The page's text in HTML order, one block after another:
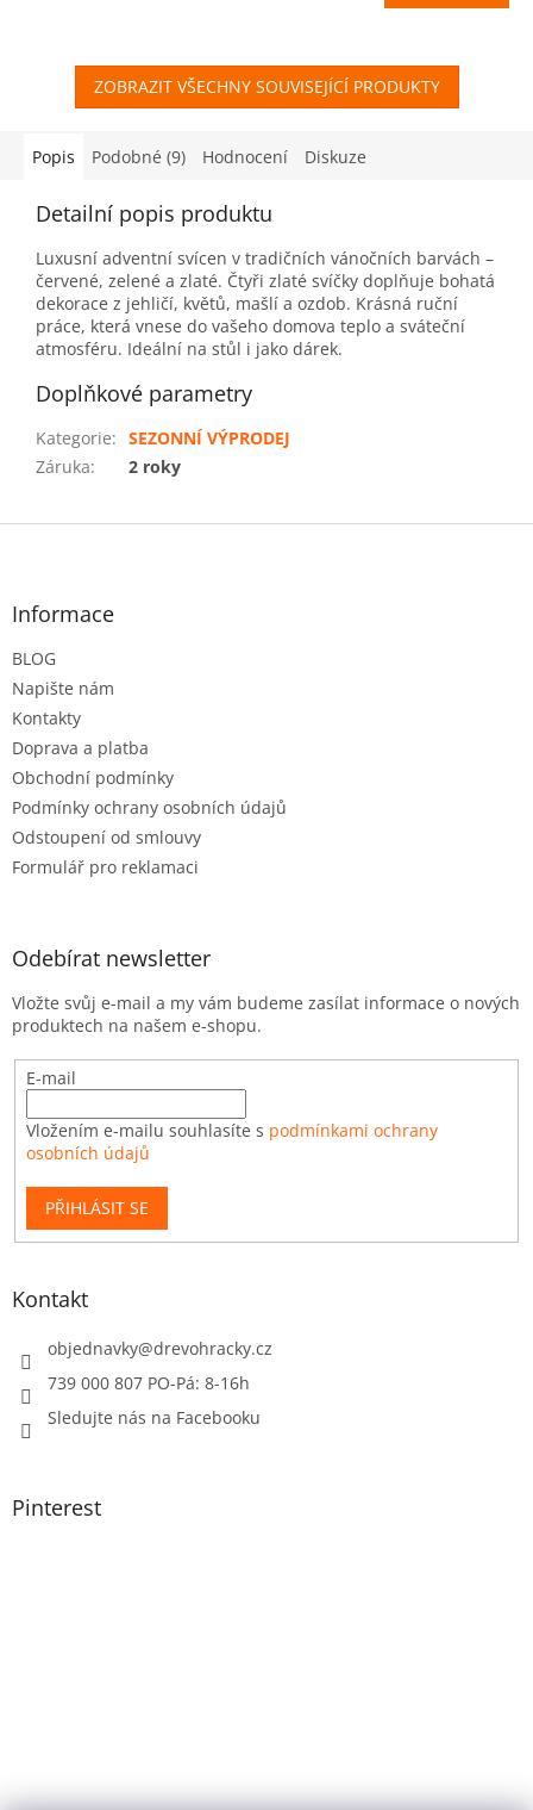
ZOBRAZIT VŠECHNY SOUVISEJÍCÍ PRODUKTY
Popis Podobné (9) Hodnocení Diskuze
Detailní popis produktu
Luxusní adventní svícen v tradičních vánočních barvách –
červené, zelené a zlaté. Čtyři zlaté svíčky doplňuje bohatá
dekorace z jehličí, květů, mašlí a ozdob. Krásná ruční
práce, která vnese do vašeho domova teplo a sváteční
atmosféru. Ideální na stůl i jako dárek.
Doplňkové parametry
Kategorie: SEZONNÍ VÝPRODEJ
Záruka: 2 roky
Z
Informace
BLOG
Napište nám
Kontakty
Doprava a platba
Obchodní podmínky
Podmínky ochrany osobních údajů
Odstoupení od smlouvy
Formulář pro reklamaci
Odebírat newsletter
Vložte svůj e-mail a my vám budeme zasílat informace o nových
produktech na našem e-shopu.
E-mail
Vložením e-mailu souhlasíte s podmínkami ochrany
osobních údajů
PŘIHLÁSIT SE
Kontakt
objednavky@drevohracky.cz
739 000 807 PO-Pá: 8-16h
Sledujte nás na Facebooku
Pinterest